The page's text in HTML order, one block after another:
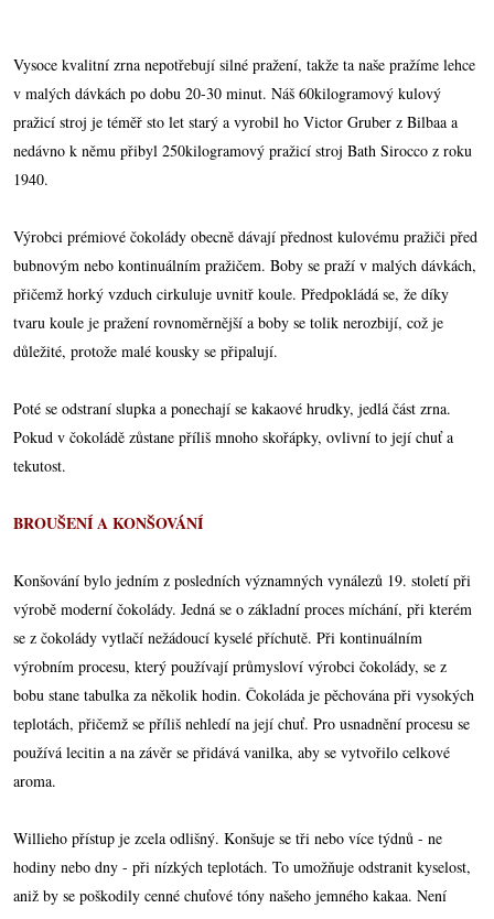
Vysoce kvalitní zrna nepotřebují silné pražení, takže ta naše pražíme lehce
v malých dávkách po dobu 20-30 minut. Náš 60kilogramový kulový
pražicí stroj je téměř sto let starý a vyrobil ho Victor Gruber z Bilbaa a
nedávno k němu přibyl 250kilogramový pražicí stroj Bath Sirocco z roku
1940.
Výrobci prémiové čokolády obecně dávají přednost kulovému pražiči před
bubnovým nebo kontinuálním pražičem. Boby se praží v malých dávkách,
přičemž horký vzduch cirkuluje uvnitř koule. Předpokládá se, že díky
tvaru koule je pražení rovnoměrnější a boby se tolik nerozbijí, což je
důležité, protože malé kousky se připalují.
Poté se odstraní slupka a ponechají se kakaové hrudky, jedlá část zrna.
Pokud v čokoládě zůstane příliš mnoho skořápky, ovlivní to její chuť a
tekutost.
BROUŠENÍ A KONŠOVÁNÍ
Konšování bylo jedním z posledních významných vynálezů 19. století při
výrobě moderní čokolády. Jedná se o základní proces míchání, při kterém
se z čokolády vytlačí nežádoucí kyselé příchutě. Při kontinuálním
výrobním procesu, který používají průmysloví výrobci čokolády, se z
bobu stane tabulka za několik hodin. Čokoláda je pěchována při vysokých
teplotách, přičemž se příliš nehledí na její chuť. Pro usnadnění procesu se
používá lecitin a na závěr se přidává vanilka, aby se vytvořilo celkové
aroma.
Willieho přístup je zcela odlišný. Konšuje se tři nebo více týdnů - ne
hodiny nebo dny - při nízkých teplotách. To umožňuje odstranit kyselost,
aniž by se poškodily cenné chuťové tóny našeho jemného kakaa. Není